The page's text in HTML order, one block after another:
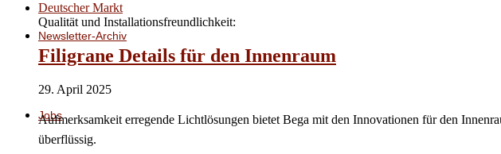
Newsletter-Archiv
Jobs
Deutscher Markt
Qualität und Installationsfreundlichkeit:
Filigrane Details für den Innenraum
29. April 2025
Aufmerksamkeit erregende Lichtlösungen bietet Bega mit den Innovationen für den
überflüssig.